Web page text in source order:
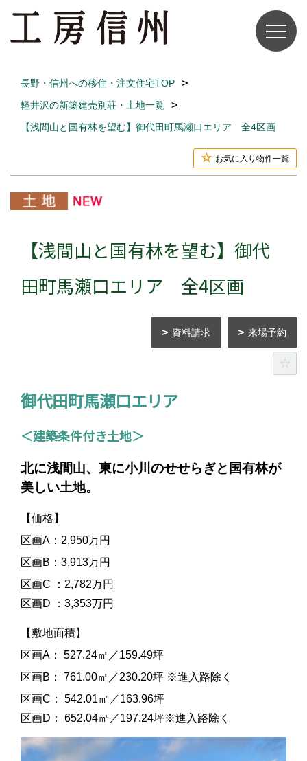
長野・信州への移住・注文住宅TOP
軽井沢の新築建売別荘・土地一覧
【浅間山と国有林を望む】御代田町馬瀬口エリア 全4区画
お気に入り物件一覧
【浅間山と国有林を望む】御代
田町馬瀬口エリア 全4区画
資料請求 来場予約
御代田町馬瀬口エリア
＜建築条件付き土地＞
北に浅間山、東に小川のせせらぎと国有林が
美しい土地。
【価格】
区画A：2,950万円
区画B：3,913万円
区画C ：2,782万円
区画D ：3,353万円
【敷地面積】
区画A： 527.24㎡／159.49坪
区画B： 761.00㎡／230.20坪 ※進入路除く
区画C： 542.01㎡／163.96坪
区画D： 652.04㎡／197.24坪※進入路除く